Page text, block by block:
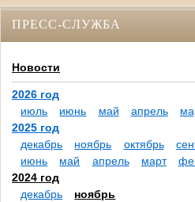
ПРЕСС-СЛУЖБА
Новости
2026 год
июль
июнь май апрель
2025 год
декабрь
ноябрь октябрь
июнь
май апрель март
2024 год
декабрь
ноябрь